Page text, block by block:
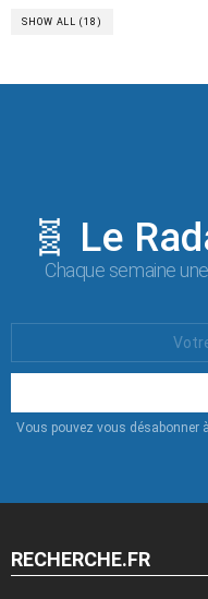
SHOW ALL (18)
🧬 Le
Chaque semaine
:
Vous pouvez vous désabonner
RECHERCHE.FR